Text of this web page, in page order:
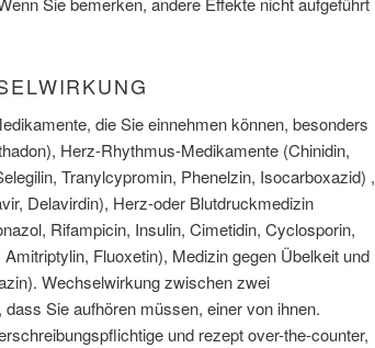
die Sie einnehmen können, besonders
Herz-Rhythmus-Medikamente (Chinidin,
Tranylcypromin, Phenelzin, Isocarboxazid) ,
Delavirdin), Herz-oder Blutdruckmedizin
Rifampicin, Insulin, Cimetidin, Cyclosporin,
Fluoxetin), Medizin gegen Übelkeit und
Wechselwirkung zwischen zwei
Sie aufhören müssen, einer von ihnen.
und rezept over-the-counter,